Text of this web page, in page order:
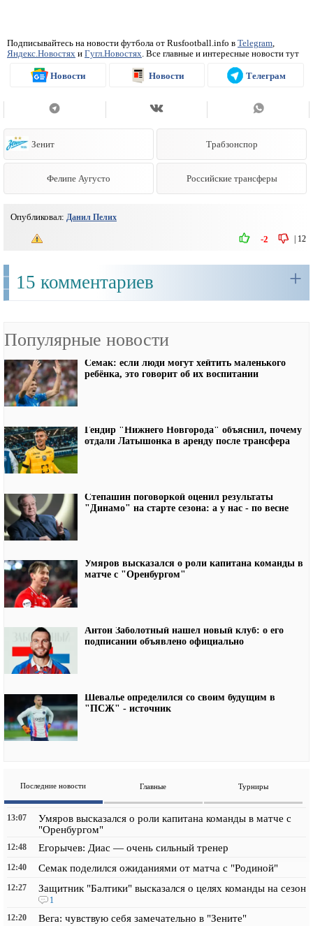
Подписывайтесь на новости футбола от Rusfootball.info в Telegram,
Яндекс.Новостях и Гугл.Новостях. Все главные и интересные новости тут
Новости Новости Телеграм
Зенит Трабзонспор
Фелипе Аугусто Российские трансферы
Опубликовал: Данил Пелих
12
-2
15 комментариев +
Популярные новости
Семак: если люди могут хейтить маленького
ребёнка, это говорит об их воспитании
Гендир "Нижнего Новгорода" объяснил, почему
отдали Латышонка в аренду после трансфера
Степашин поговоркой оценил результаты
"Динамо" на старте сезона: а у нас - по весне
Умяров высказался о роли капитана команды в
матче с "Оренбургом"
Антон Заболотный нашел новый клуб: о его
подписании объявлено официально
Шевалье определился со своим будущим в
"ПСЖ" - источник
Последние новости Главные Турниры
13:07
Умяров высказался о роли капитана команды в матче с
"Оренбургом"
12:48 Егорычев: Диас — очень сильный тренер
12:40 Семак поделился ожиданиями от матча с "Родиной"
12:27 Защитник "Балтики" высказался о целях команды на сезон
1
12:20
Вега: чувствую себя замечательно в "Зените"